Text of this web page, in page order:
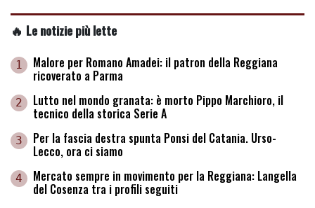
🔥 Le notizie più lette
1 Malore per Romano Amadei: il patron della Reggiana
ricoverato a Parma
2 Lutto nel mondo granata: è morto Pippo Marchioro, il
tecnico della storica Serie A
3 Per la fascia destra spunta Ponsi del Catania. Urso-
Lecco, ora ci siamo
4 Mercato sempre in movimento per la Reggiana: Langella
del Cosenza tra i profili seguiti